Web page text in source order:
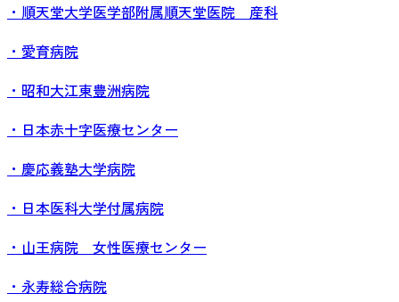
・順天堂大学医学部附属順天堂医院 産科
・愛育病院
・昭和大江東豊洲病院
・日本赤十字医療センター
・慶応義塾大学病院
・日本医科大学付属病院
・山王病院 女性医療センター
・永寿総合病院